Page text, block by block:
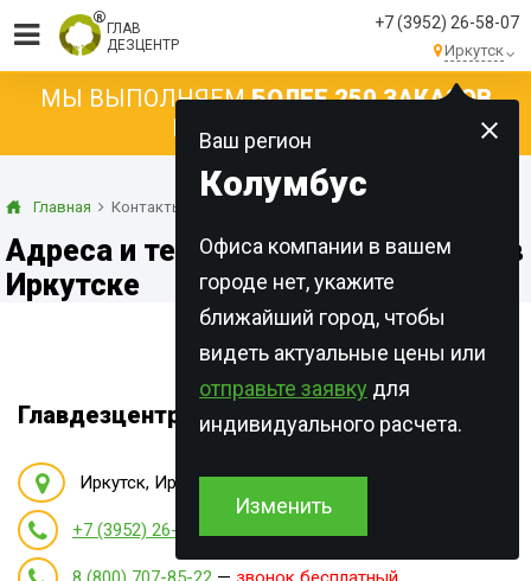
ГЛАВ
ДЕЗЦЕНТР
+7 (3952) 26-58-07
Иркутск
Ваш регион
Колумбус
Офиса компании в вашем
городе нет, укажите
ближайший город, чтобы
видеть актуальные цены или
отправьте заявку для
индивидуального расчета.
Изменить
МЫ ВЫПОЛНЯЕМБОЛЕЕ 250 ЗАКАЗОВ
КАЖДЫЙ ДЕНЬ!
Главная Контакты
Адреса и телефоны Главдезцентр в
Иркутске
Главдезцентр
Иркутск, Иркутская область, б-р Рябикова, 5
+7 (3952) 26-58-07